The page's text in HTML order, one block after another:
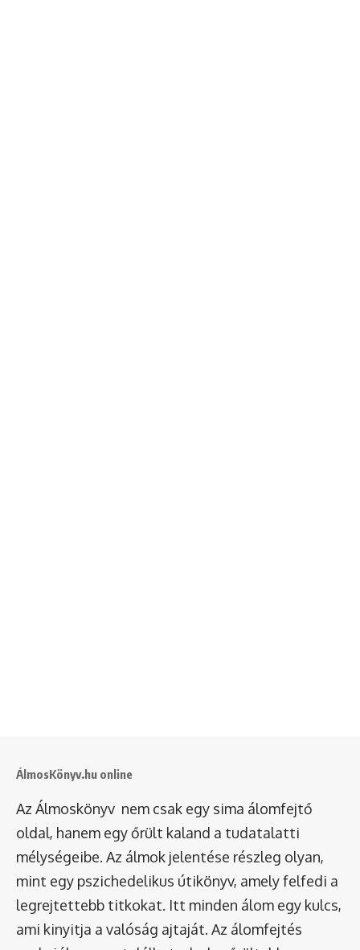
ÁlmosKönyv.hu online
Az Álmoskönyv nem csak egy sima álomfejtő
oldal, hanem egy őrült kaland a tudatalatti
mélységeibe. Az álmok jelentése részleg olyan,
mint egy pszichedelikus útikönyv, amely felfedi a
legrejtettebb titkokat. Itt minden álom egy kulcs,
ami kinyitja a valóság ajtaját. Az álomfejtés